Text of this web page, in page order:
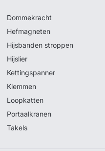
Dommekracht
Hefmagneten
Hijsbanden stroppen
Hijslier
Kettingspanner
Klemmen
Loopkatten
Portaalkranen
Takels